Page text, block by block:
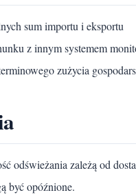
sum importu i eksportu
z innym systemem
zużycia
odświeżania zależą od
być opóźnione.